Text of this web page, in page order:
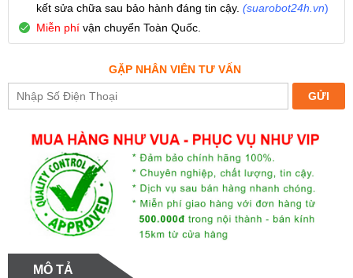
kết sửa chữa sau bảo hành đáng tin cậy. (suarobot24h.vn)
Miễn phí vận chuyển Toàn Quốc.
GẶP NHÂN VIÊN TƯ VẤN
MÔ TẢ